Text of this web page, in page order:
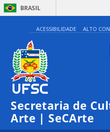
BRASIL
ACESSIBILIDADE ALTO
Secretaria de
Arte | SeCArte
0:00
1:00